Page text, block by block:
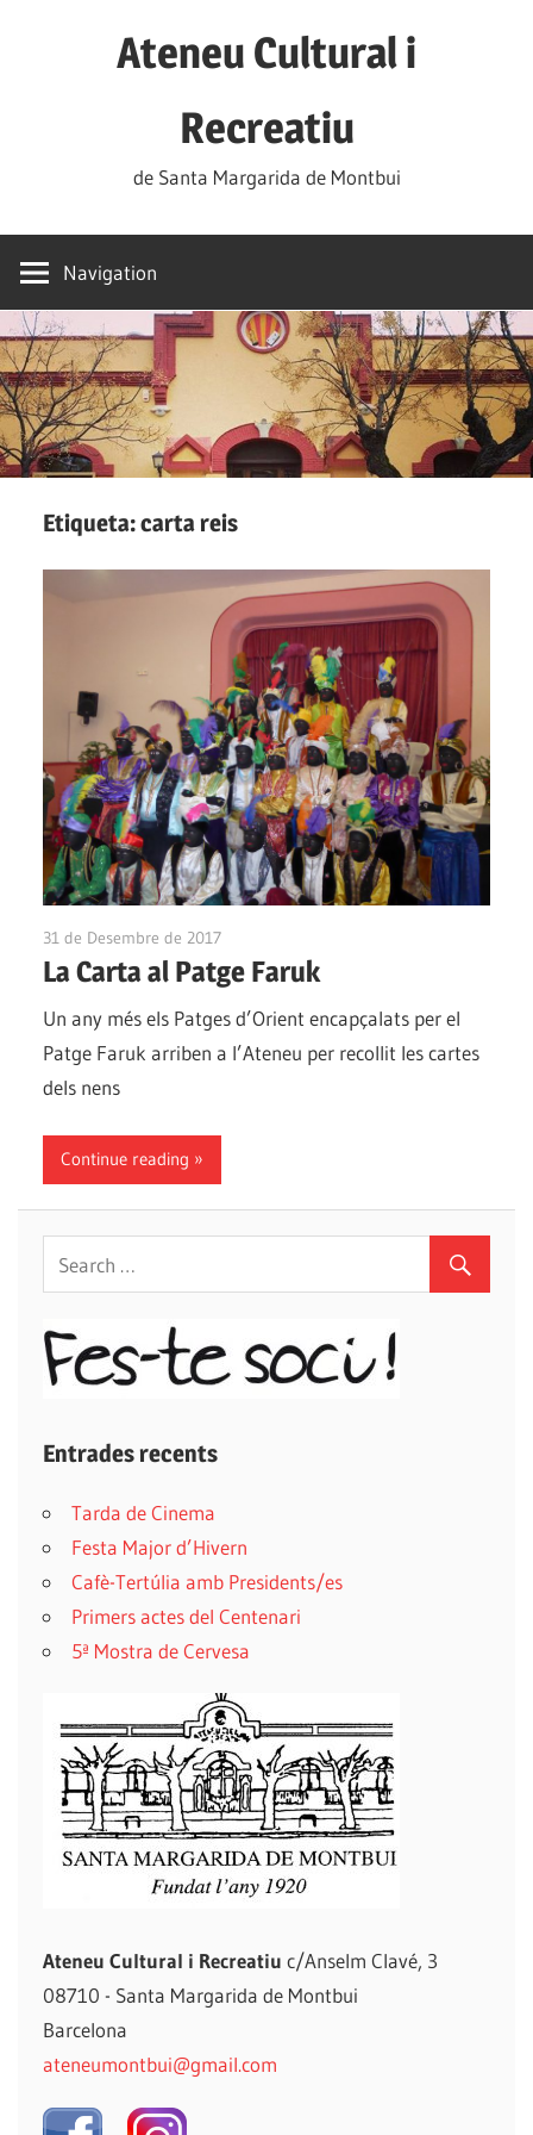
Ateneu Cultural i
Recreatiu
de Santa Margarida de Montbui
Navigation
Etiqueta: carta reis
31 de Desembre de 2017
La Carta al Patge Faruk
Un any més els Patges d’Orient encapçalats per el
Patge Faruk arriben a l’Ateneu per recollit les cartes
dels nens
Continue reading
Entrades recents
Tarda de Cinema
Festa Major d’Hivern
Cafè-Tertúlia amb Presidents/es
Primers actes del Centenari
5ª Mostra de Cervesa
Ateneu Cultural i Recreatiu c/Anselm Clavé, 3
08710 - Santa Margarida de Montbui
Barcelona
ateneumontbui@gmail.com